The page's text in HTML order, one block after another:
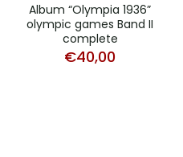
Album “Olympia 1936”
olympic games Band II
complete
€40,00